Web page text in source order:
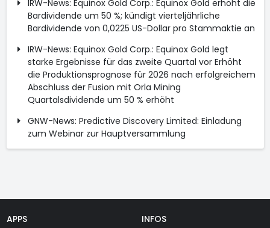
IRW-News: Equinox Gold Corp.: Equinox Gold erhöht die
Bardividende um 50 %; kündigt vierteljährliche
Bardividende von 0,0225 US-Dollar pro Stammaktie an
IRW-News: Equinox Gold Corp.: Equinox Gold legt
starke Ergebnisse für das zweite Quartal vor Erhöht
die Produktionsprognose für 2026 nach erfolgreichem
Abschluss der Fusion mit Orla Mining
Quartalsdividende um 50 % erhöht
GNW-News: Predictive Discovery Limited: Einladung
zum Webinar zur Hauptversammlung
APPS
INFOS